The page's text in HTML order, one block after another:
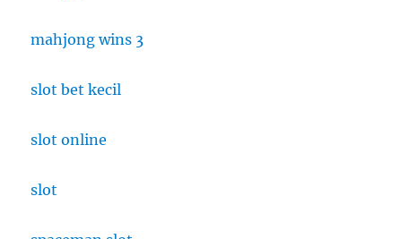
mahjong wins 3
slot bet kecil
slot online
slot